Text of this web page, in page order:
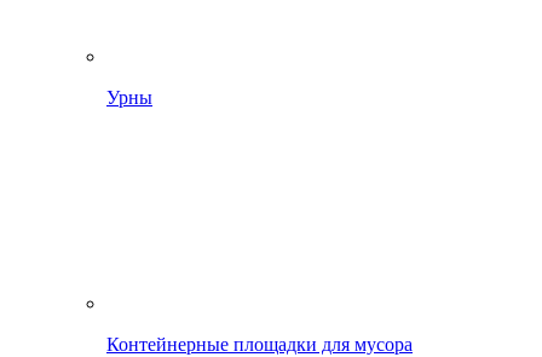
Урны
Контейнерные площадки для мусора